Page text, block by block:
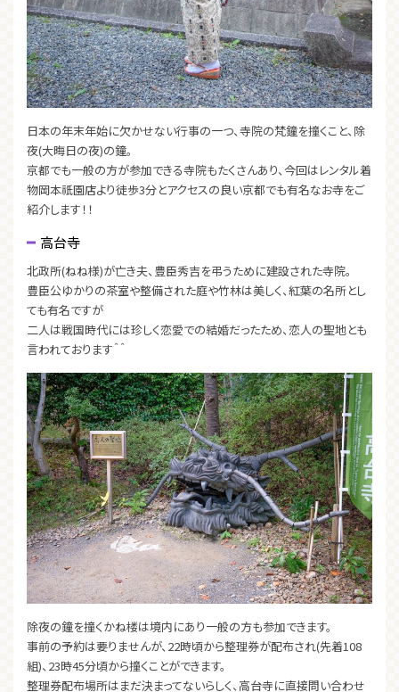
日本の年末年始に欠かせない行事の一つ、寺院の梵鐘を撞くこと、除
夜(大晦日の夜)の鐘。
京都でも一般の方が参加できる寺院もたくさんあり、今回はレンタル着
物岡本祇園店より徒歩3分とアクセスの良い京都でも有名なお寺をご
紹介します！！
高台寺
北政所(ねね様)が亡き夫、豊臣秀吉を弔うために建設された寺院。
豊臣公ゆかりの茶室や整備された庭や竹林は美しく、紅葉の名所とし
ても有名ですが
二人は戦国時代には珍しく恋愛での結婚だったため、恋人の聖地とも
言われております＾＾
除夜の鐘を撞くかね楼は境内にあり一般の方も参加できます。
事前の予約は要りませんが、22時頃から整理券が配布され(先着108
組)、23時45分頃から撞くことができます。
整理券配布場所はまだ決まってないらしく、高台寺に直接問い合わせ